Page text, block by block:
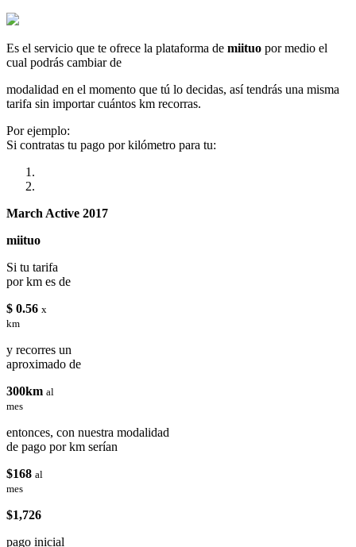
Es el servicio que te ofrece la plataforma de miituo por medio el
cual podrás cambiar de
modalidad en el momento que tú lo decidas, así tendrás una misma
tarifa sin importar cuántos km recorras.
Por ejemplo:
Si contratas tu pago por kilómetro para tu:
March Active 2017
miituo
Si tu tarifa
por km es de
$ 0.56 x
km
y recorres un
aproximado de
300km al
mes
entonces, con nuestra modalidad
de pago por km serían
$168 al
mes
$1,726
pago inicial